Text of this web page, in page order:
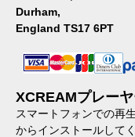
Durham,
England TS17 6PT
XCREAMプレーヤ
スマートフォンでの再
からインストールしてく